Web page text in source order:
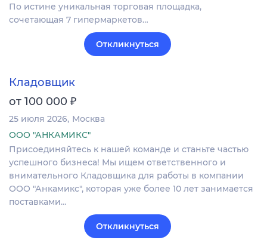
По истине уникальная торговая площадка,
сочетающая 7 гипермаркетов…
Откликнуться
Кладовщик
от 100 000 ₽
25 июля 2026 Москва
ООО "АНКАМИКС"
Присоединяйтесь к нашей команде и станьте частью
успешного бизнеса! Мы ищем ответственного и
внимательного Кладовщика для работы в компании
ООО "Анкамикс", которая уже более 10 лет занимается
поставками…
Откликнуться